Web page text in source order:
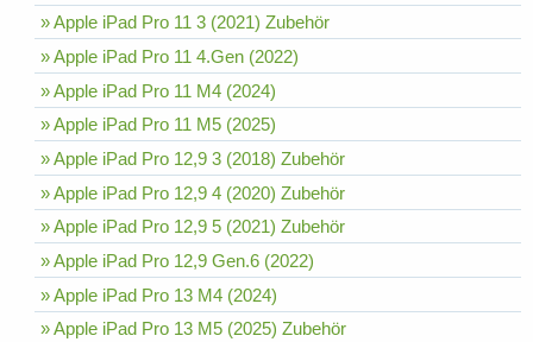
» Apple iPad Pro 11 3 (2021) Zubehör
» Apple iPad Pro 11 4.Gen (2022)
» Apple iPad Pro 11 M4 (2024)
» Apple iPad Pro 11 M5 (2025)
» Apple iPad Pro 12,9 3 (2018) Zubehör
» Apple iPad Pro 12,9 4 (2020) Zubehör
» Apple iPad Pro 12,9 5 (2021) Zubehör
» Apple iPad Pro 12,9 Gen.6 (2022)
» Apple iPad Pro 13 M4 (2024)
» Apple iPad Pro 13 M5 (2025) Zubehör